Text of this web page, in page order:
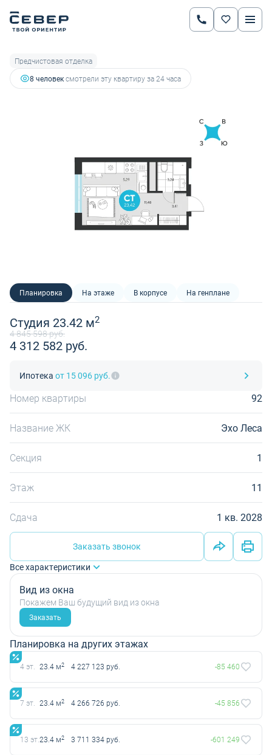
Студия23.42 м
4 845 598 руб.
4 312 582 руб.
Ипотекаот 15 096 руб.
Предчистовая отделка
8 человексмотрели эту квартиру за 24 часа
Планировка На этаже В корпусе На генплане
Студия 23.42 м2
4 845 598 руб.
4 312 582 руб.
Ипотека от 15 096 руб.
Номер квартиры 92
Название ЖК Эхо Леса
Секция 1
Этаж 11
Сдача 1 кв. 2028
Заказать звонок
Все характеристики
Вид из окна
Покажем Ваш будущий вид из окна
Заказать
Планировка на других этажах
4 эт. 23.4 м2 4 227 123 руб. -85 460
7 эт. 23.4 м2 4 266 726 руб. -45 856
13 эт.23.4 м2 3 711 334 руб. -601 249